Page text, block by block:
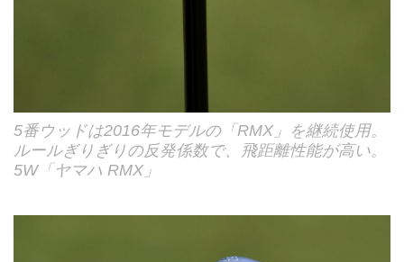
5番ウッドは2016年モデルの「RMX」を継続使用。
ルールぎりぎりの反発係数で、飛距離性能が高い。
5W「ヤマハ RMX」